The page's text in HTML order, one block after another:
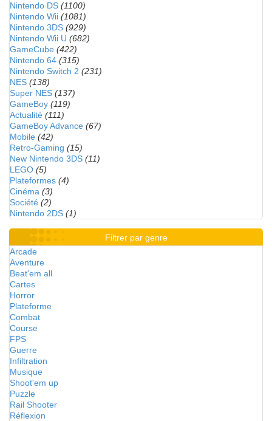
Nintendo DS (1100)
Nintendo Wii (1081)
Nintendo 3DS (929)
Nintendo Wii U (682)
GameCube (422)
Nintendo 64 (315)
Nintendo Switch 2 (231)
NES (138)
Super NES (137)
GameBoy (119)
Actualité (111)
GameBoy Advance (67)
Mobile (42)
Retro-Gaming (15)
New Nintendo 3DS (11)
LEGO (5)
Plateformes (4)
Cinéma (3)
Société (2)
Nintendo 2DS (1)
Filtrer par genre
Arcade
Aventure
Beat'em all
Cartes
Horror
Plateforme
Combat
Course
FPS
Guerre
Infiltration
Musique
Shoot'em up
Puzzle
Rail Shooter
Réflexion